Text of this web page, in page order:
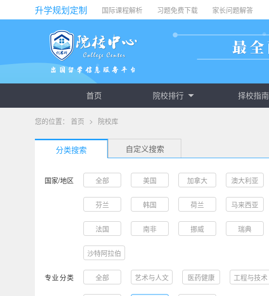
升学规划定制 国际课程解析 习题免费下载 家长问题解答
首页 院校排行 择校指南
您的位置： 首页 > 院校库
分类搜索 自定义搜索
国家/地区 全部 美国 加拿大 澳大利亚
芬兰 韩国 荷兰 马来西亚
法国 南非 挪威 瑞典
沙特阿拉伯
专业分类 全部 艺术与人文 医药健康 工程与技术